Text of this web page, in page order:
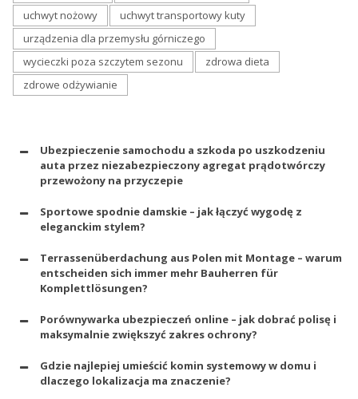
uchwyt nożowy
uchwyt transportowy kuty
urządzenia dla przemysłu górniczego
wycieczki poza szczytem sezonu
zdrowa dieta
zdrowe odżywianie
Ubezpieczenie samochodu a szkoda po uszkodzeniu
auta przez niezabezpieczony agregat prądotwórczy
przewożony na przyczepie
Sportowe spodnie damskie – jak łączyć wygodę z
eleganckim stylem?
Terrassenüberdachung aus Polen mit Montage – warum
entscheiden sich immer mehr Bauherren für
Komplettlösungen?
Porównywarka ubezpieczeń online – jak dobrać polisę i
maksymalnie zwiększyć zakres ochrony?
Gdzie najlepiej umieścić komin systemowy w domu i
dlaczego lokalizacja ma znaczenie?